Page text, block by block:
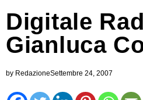
Digitale
Gianluca
by RedazioneSettembre 24, 2007